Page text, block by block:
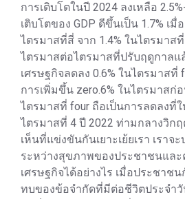
การเติบโตในปี 2024 ลงเหลือ
เติบโตของ GDP ดีขึ้นเป็น 1.7% เมื่
ไตรมาสที่สี่ จาก 1.4% ในไตรมาส
ไตรมาสต่อไตรมาสที่ปรับฤดูกาลแ
เศรษฐกิจลดลง 0.6% ในไตรมาส
การเพิ่มขึ้น zero.6% ในไตรมาสก่
ไตรมาสที่ four ถือเป็นการลดลง
ไตรมาสที่ 4 ปี 2022 ท่ามกลางวิก
เห็นที่แข่งขันกันเยาะเย้ยเรา เราจ
ระหว่างสุขภาพของประชาชนและ
เศรษฐกิจได้อย่างไร เมื่อประชาชน
ทบของข้อจำกัดที่มีต่อชีวิตประจำวั